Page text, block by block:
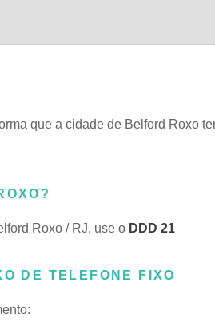
que a cidade de Belford Roxo
Roxo / RJ, use o DDD 21
DE TELEFONE FIXO